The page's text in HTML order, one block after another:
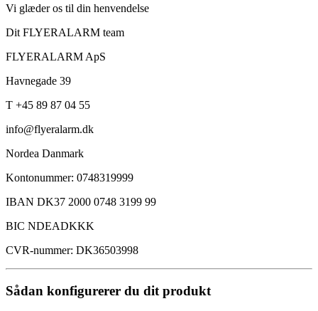
Vi glæder os til din henvendelse
Dit FLYERALARM team
FLYERALARM ApS
Havnegade 39
T +45 89 87 04 55
info@flyeralarm.dk
Nordea Danmark
Kontonummer: 0748319999
IBAN DK37 2000 0748 3199 99
BIC NDEADKKK
CVR-nummer: DK36503998
Sådan konfigurerer du dit produkt